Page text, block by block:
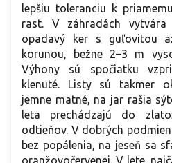
lepšiu toleranciu k
rast. V záhradách
opadavý ker s guľovitou
korunou, bežne 2–3 m
Výhony sú spočiatku
klenuté. Listy sú takmer
jemne matné, na jar rašia
leta prechádzajú do
odtieňov. V dobrých
bez popálenia, na jeseň sa
oranžovočervenej. V lete,